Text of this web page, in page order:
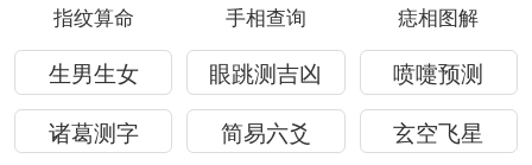
指纹算命 手相查询 痣相图解
生男生女 眼跳测吉凶
喷嚏预测
诸葛测字
简易六爻
玄空飞星